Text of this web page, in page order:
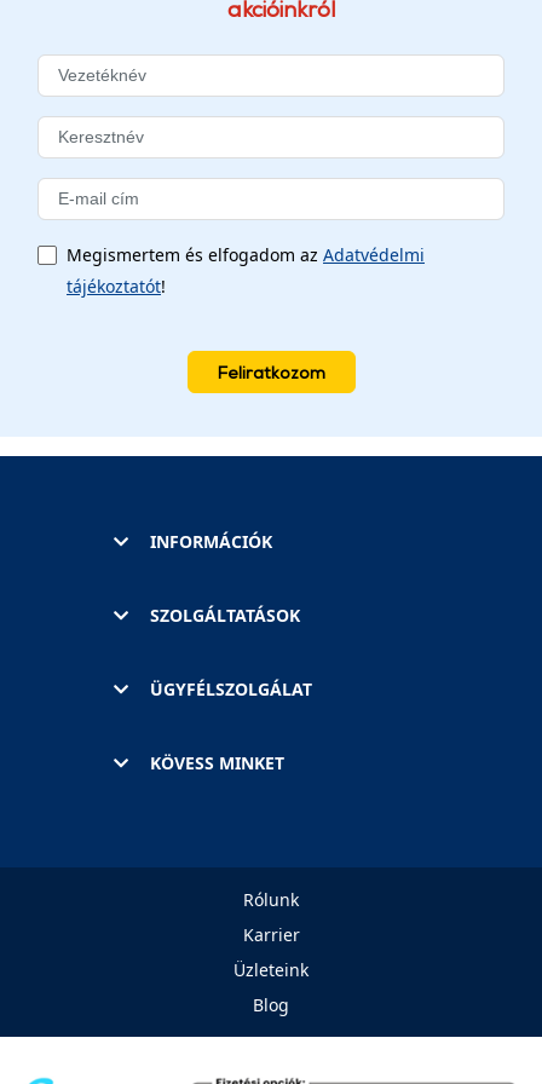
akcióinkról
Megismertem és elfogadom az Adatvédelmi
tájékoztatót!
Feliratkozom
INFORMÁCIÓK
SZOLGÁLTATÁSOK
ÜGYFÉLSZOLGÁLAT
KÖVESS MINKET
Rólunk
Karrier
Üzleteink
Blog